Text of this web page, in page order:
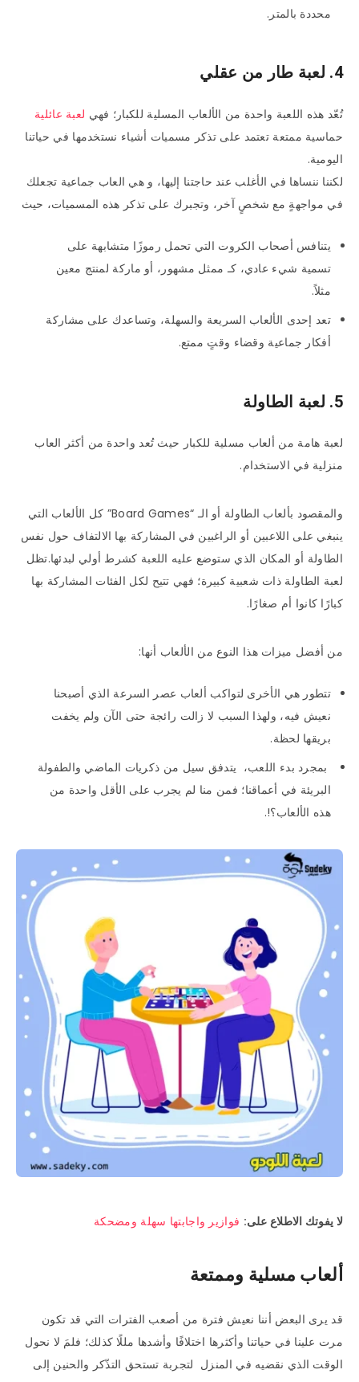
محددة بالمتر.
4. لعبة طار من عقلي
تُعّد هذه اللعبة واحدة من الألعاب المسلية للكبار؛ فهي لعبة عائلية
حماسية ممتعة تعتمد على تذكر مسميات أشياء نستخدمها في حياتنا
اليومية.
لكننا ننساها في الأغلب عند حاجتنا إليها، و هي العاب جماعية تجعلك
في مواجهةٍ مع شخصٍ آخر، وتجبرك على تذكر هذه المسميات، حيث
يتنافس أصحاب الكروت التي تحمل رموزًا متشابهة على
تسمية شيء عادي، كـ ممثل مشهور، أو ماركة لمنتج معين
مثلاً.
تعد إحدى الألعاب السريعة والسهلة، وتساعدك على مشاركة
أفكار جماعية وقضاء وقتٍ ممتع.
5. لعبة الطاولة
لعبة هامة من ألعاب مسلية للكبار حيث تُعد واحدة من أكثر العاب
منزلية في الاستخدام.
والمقصود بألعاب الطاولة أو الـ “Board Games” كل الألعاب التي
ينبغي على اللاعبين أو الراغبين في المشاركة بها الالتفاف حول نفس
الطاولة أو المكان الذي ستوضع عليه اللعبة كشرط أولي لبدئها.تظل
لعبة الطاولة ذات شعبية كبيرة؛ فهي تتيح لكل الفئات المشاركة بها
كبارًا كانوا أم صغارًا.
من أفضل ميزات هذا النوع من الألعاب أنها:
تتطور هي الأخرى لتواكب ألعاب عصر السرعة الذي أصبحنا
نعيش فيه، ولهذا السبب لا زالت رائجة حتى الآن ولم يخفت
بريقها لحظة.
بمجرد بدء اللعب، يتدفق سيل من ذكريات الماضي والطفولة
البريئة في أعماقنا؛ فمن منا لم يجرب على الأقل واحدة من
هذه الألعاب؟!.
لا يفوتك الاطلاع على: فوازير واجابتها سهلة ومضحكة
ألعاب مسلية وممتعة
قد يرى البعض أننا نعيش فترة من أصعب الفترات التي قد تكون
مرت علينا في حياتنا وأكثرها اختلافًا وأشدها مللًا كذلك؛ فلمَ لا نحول
الوقت الذي نقضيه في المنزل لتجربة تستحق التذّكر والحنين إلى